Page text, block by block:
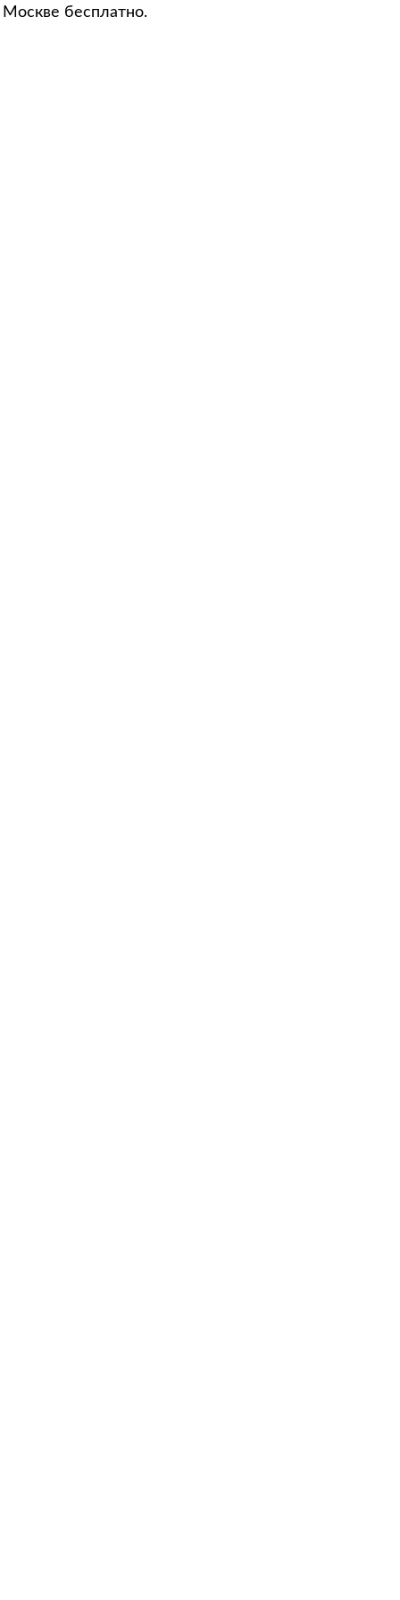
бесплатно.